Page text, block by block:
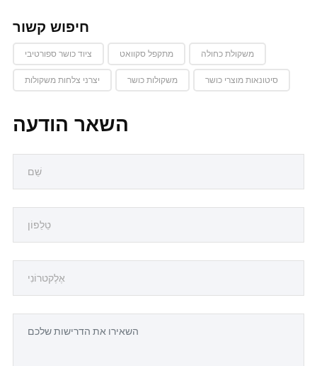
חיפוש קשור
ציוד כושר ספורטיבי מתקפל סקוואט משקולת כחולה
יצרני צלחות משקולות משקולות כושר סיטונאות מוצרי כושר
השאר הודעה